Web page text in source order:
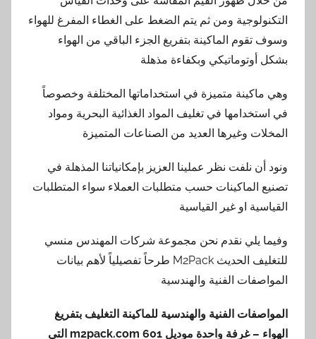
ومن ثم يتم الضغط على الغطاء المفرغ للهواء
الماكينة بتفريغ الجزء الباقي من الهواء
وبكفاءة مذهلة
متميزة في استخداماتها المختلفة وخصوصاً
في تغليف المواد الغذائية البحرية ومواد
وغيرها العديد من الصناعات المتميزة
نلفت نظر عملينا العزيز بإمكانياتنا المذهلة في
حسب متطلبات العملاء سواء المتطلبات
او غير القياسية
نقدم نحن مجموعة شركات المهندس منسي
للتغليف الحديث M2Pack طرحاً تفصيلياً لأهم بيانات
الفنية والهندسية
الفنية والهندسية للماكينة التغليف بتفريغ
– غرفة واحدة موديل601 m2pack.com
التي